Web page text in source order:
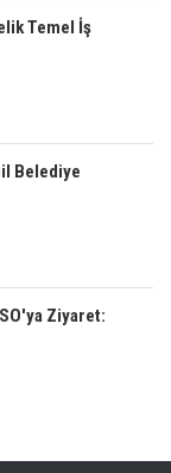
Temel İş
Belediye
Ziyaret: